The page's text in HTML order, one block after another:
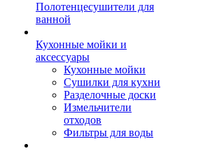
Полотенцесушители для
ванной
Кухонные мойки и
аксессуары
Кухонные мойки
Сушилки для кухни
Разделочные доски
Измельчители
отходов
Фильтры для воды